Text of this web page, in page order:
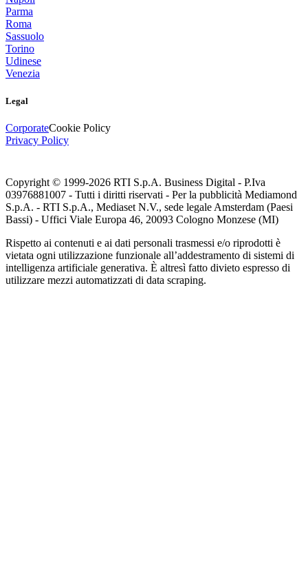
Parma
Roma
Sassuolo
Torino
Udinese
Venezia
Legal
CorporateCookie Policy
Privacy Policy
Copyright © 1999-2026 RTI S.p.A. Business Digital - P.Iva
03976881007 - Tutti i diritti riservati - Per la pubblicità Mediamond
S.p.A. - RTI S.p.A., Mediaset N.V., sede legale Amsterdam (Paesi
Bassi) - Uffici Viale Europa 46, 20093 Cologno Monzese (MI)
Rispetto ai contenuti e ai dati personali trasmessi e/o riprodotti è
vietata ogni utilizzazione funzionale all’addestramento di sistemi di
intelligenza artificiale generativa. È altresì fatto divieto espresso di
utilizzare mezzi automatizzati di data scraping.